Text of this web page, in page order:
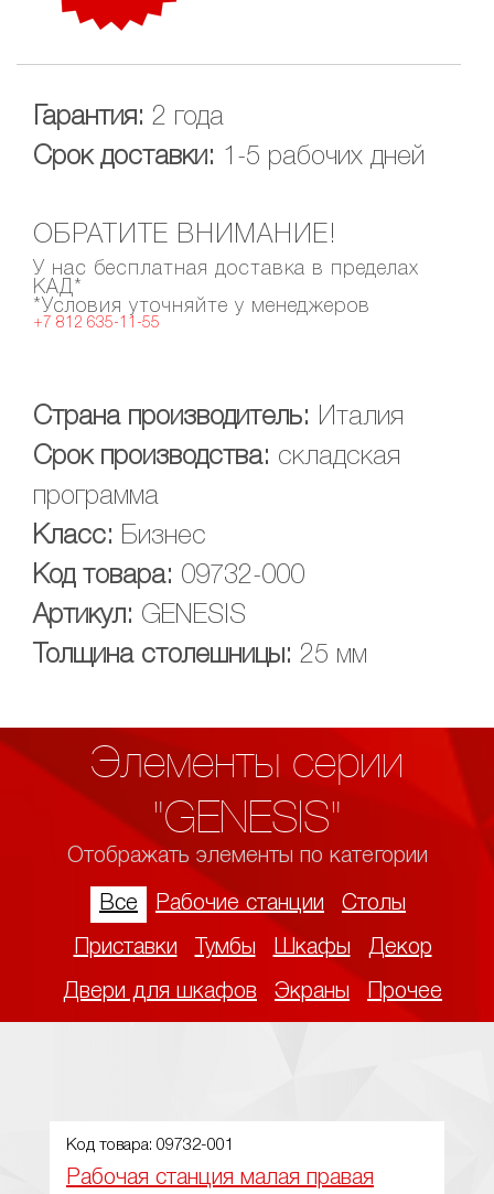
Гарантия: 2 года
Срок доставки: 1-5 рабочих дней
ОБРАТИТЕ ВНИМАНИЕ!
У нас бесплатная доставка в пределах
КАД*
*Условия уточняйте у менеджеров
+7 812 635-11-55
Страна производитель: Италия
Срок производства: складская
программа
Класс: Бизнес
Код товара: 09732-000
Артикул: GENESIS
Толщина столешницы: 25 мм
Элементы серии
"GENESIS"
Отображать элементы по категории
Все Рабочие станции Столы
Приставки Тумбы Шкафы Декор
Двери для шкафов Экраны Прочее
Код товара: 09732-001
Рабочая станция малая правая